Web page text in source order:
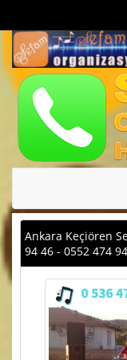
Ankara Keçiören
94 46 - 0552 474